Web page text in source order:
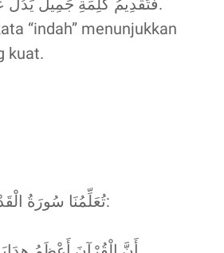
فَتَقْدِيمُ كَلِمَةِ جَمِيلٌ يَدُلُّ عَلَى شِدَّةِ الإِعْجَابِ.
“indah” menunjukkan
kuat.
تُعَلِّمُنَا سُورَةُ الْقَدْرِ ثَلَاثَ حِكَمٍ كَبِيرَةٍ: